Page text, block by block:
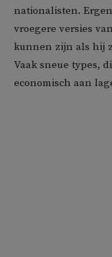
nationalisten.
vroegere versies
kunnen zijn als hij
Vaak sneue types,
economisch aan